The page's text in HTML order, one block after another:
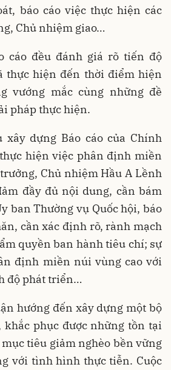
báo cáo việc thực hiện các
Chủ nhiệm giao…
cáo đều đánh giá rõ tiến độ
thực hiện đến thời điểm hiện
vướng mắc cùng những đề
pháp thực hiện.
dựng Báo cáo của Chính
hiện việc phân định miền
Chủ nhiệm Hầu A Lềnh
đầy đủ nội dung, cần bám
ban Thường vụ Quốc hội, báo
cần xác định rõ, rành mạch
quyền ban hành tiêu chí; sự
định miền núi vùng cao với
độ phát triển…
hướng đến xây dựng một bộ
khắc phục được những tồn tại
tiêu giảm nghèo bền vững
với tình hình thực tiễn. Cuộc